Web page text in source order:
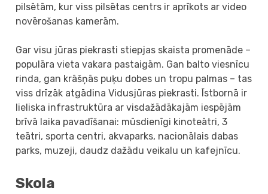
pilsētām, kur viss pilsētas centrs ir aprīkots ar video
novērošanas kamerām.
Gar visu jūras piekrasti stiepjas skaista promenāde –
populāra vieta vakara pastaigām. Gan balto viesnīcu
rinda, gan krāšņās puķu dobes un tropu palmas – tas
viss drīzāk atgādina Vidusjūras piekrasti. Īstbornā ir
lieliska infrastruktūra ar visdažādākajām iespējām
brīvā laika pavadīšanai: mūsdienīgi kinoteātri, 3
teātri, sporta centri, akvaparks, nacionālais dabas
parks, muzeji, daudz dažādu veikalu un kafejnīcu.
Skola